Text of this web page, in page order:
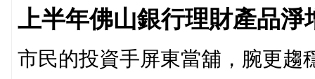
上半年佛山銀行理財產品淨
市民的投資手屏東當舖，腕更趨